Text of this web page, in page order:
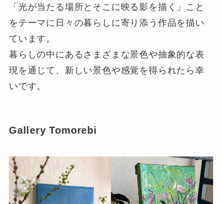
「光が当たる場所とそこに映る影を描く」こと
をテーマに日々の暮らしに寄り添う作品を描い
ています。
暮らしの中にあるさまざまな景色や抽象的な表
現を通じて、新しい景色や感覚を得られたら幸
いです。
Gallery Tomorebi